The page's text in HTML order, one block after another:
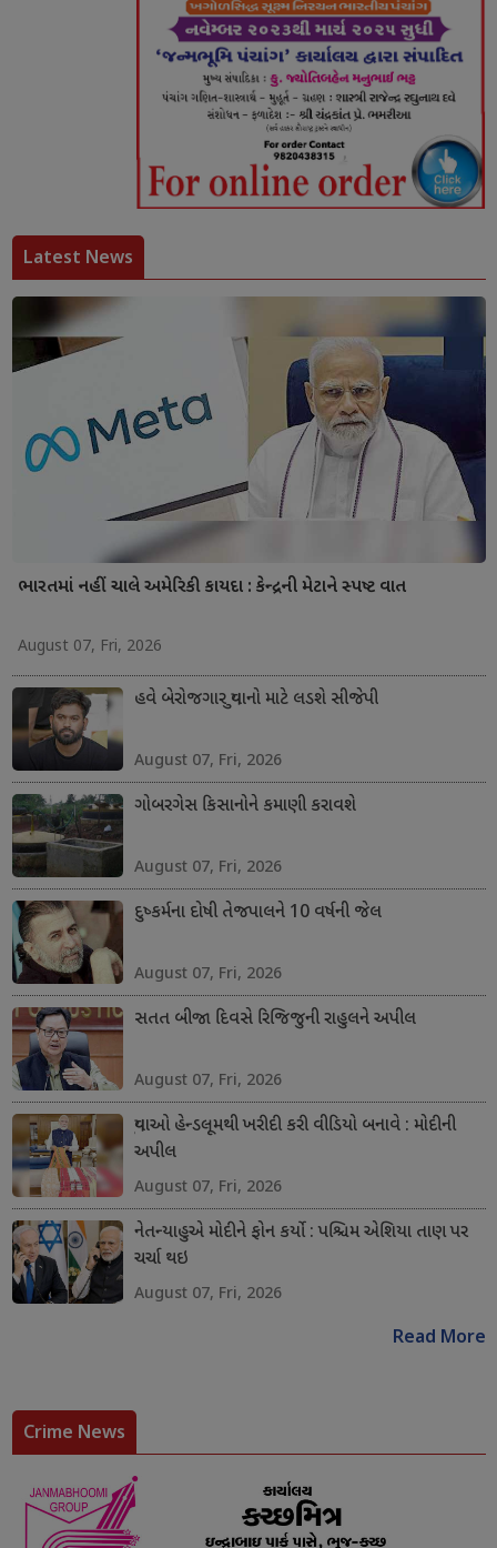
Latest News
ભારતમાં નહીં ચાલે અમેરિકી કાયદા : કેન્દ્રની મેટાને સ્પષ્ટ વાત
August 07, Fri, 2026
હવે બેરોજગાર યુવાનો માટે લડશે સીજેપી
August 07, Fri, 2026
ગોબરગેસ કિસાનોને કમાણી કરાવશે
August 07, Fri, 2026
દુષ્કર્મના દોષી તેજપાલને 10 વર્ષની જેલ
August 07, Fri, 2026
સતત બીજા દિવસે રિજિજુની રાહુલને અપીલ
August 07, Fri, 2026
યુવાઓ હેન્ડલૂમથી ખરીદી કરી વીડિયો બનાવે : મોદીની
અપીલ
August 07, Fri, 2026
નેતન્યાહુએ મોદીને ફોન કર્યો : પશ્ચિમ એશિયા તાણ પર
ચર્ચા થઇ
August 07, Fri, 2026
Read More
Crime News